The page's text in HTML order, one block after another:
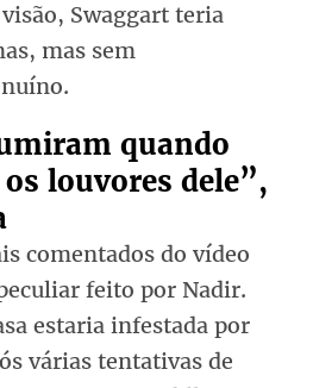
Swaggart teria
mas sem
quando
louvores dele”,
comentados do vídeo
feito por Nadir.
estaria infestada por
várias tentativas de